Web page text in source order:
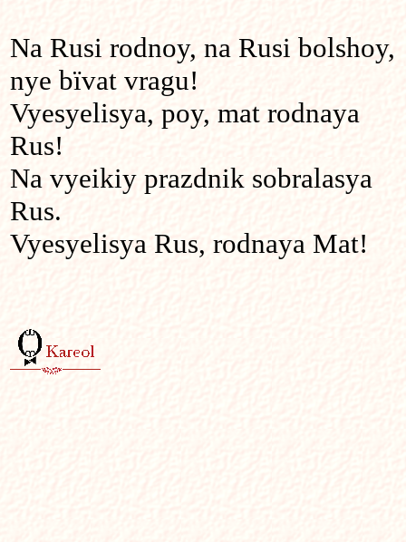
Na Rusi rodnoy, na Rusi bolshoy,
nye bïvat vragu!
Vyesyelisya, poy, mat rodnaya
Rus!
Na vyeikiy prazdnik sobralasya
Rus.
Vyesyelisya Rus, rodnaya Mat!